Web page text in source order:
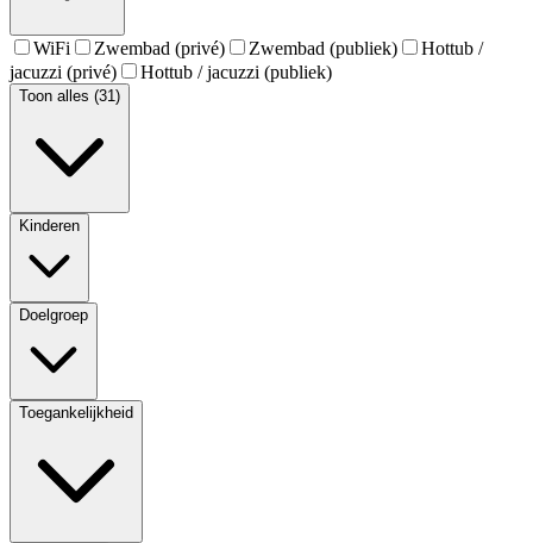
WiFi Zwembad (privé) Zwembad (publiek)
Hottub /
jacuzzi (privé)
Hottub / jacuzzi (publiek)
Toon alles (31)
Kinderen
Doelgroep
Toegankelijkheid